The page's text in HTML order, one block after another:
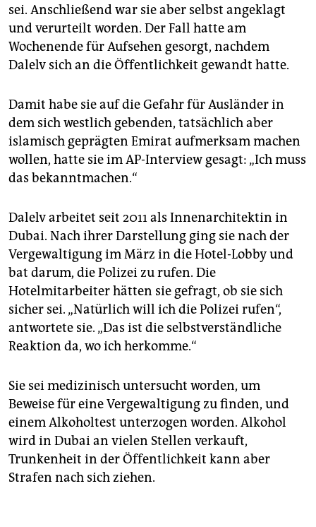
sei. Anschließend war sie aber selbst angeklagt
und verurteilt worden. Der Fall hatte am
Wochenende für Aufsehen gesorgt, nachdem
Dalelv sich an die Öffentlichkeit gewandt hatte.
Damit habe sie auf die Gefahr für Ausländer in
dem sich westlich gebenden, tatsächlich aber
islamisch geprägten Emirat aufmerksam machen
wollen, hatte sie im AP-Interview gesagt: „Ich muss
das bekanntmachen.“
Dalelv arbeitet seit 2011 als Innenarchitektin in
Dubai. Nach ihrer Darstellung ging sie nach der
Vergewaltigung im März in die Hotel-Lobby und
bat darum, die Polizei zu rufen. Die
Hotelmitarbeiter hätten sie gefragt, ob sie sich
sicher sei. „Natürlich will ich die Polizei rufen“,
antwortete sie. „Das ist die selbstverständliche
Reaktion da, wo ich herkomme.“
Sie sei medizinisch untersucht worden, um
Beweise für eine Vergewaltigung zu finden, und
einem Alkoholtest unterzogen worden. Alkohol
wird in Dubai an vielen Stellen verkauft,
Trunkenheit in der Öffentlichkeit kann aber
Strafen nach sich ziehen.